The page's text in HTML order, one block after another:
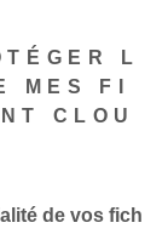
L
MES FI
CLOU
de vos fich